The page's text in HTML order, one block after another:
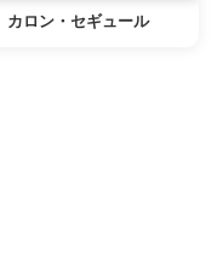
カロン・セギュール